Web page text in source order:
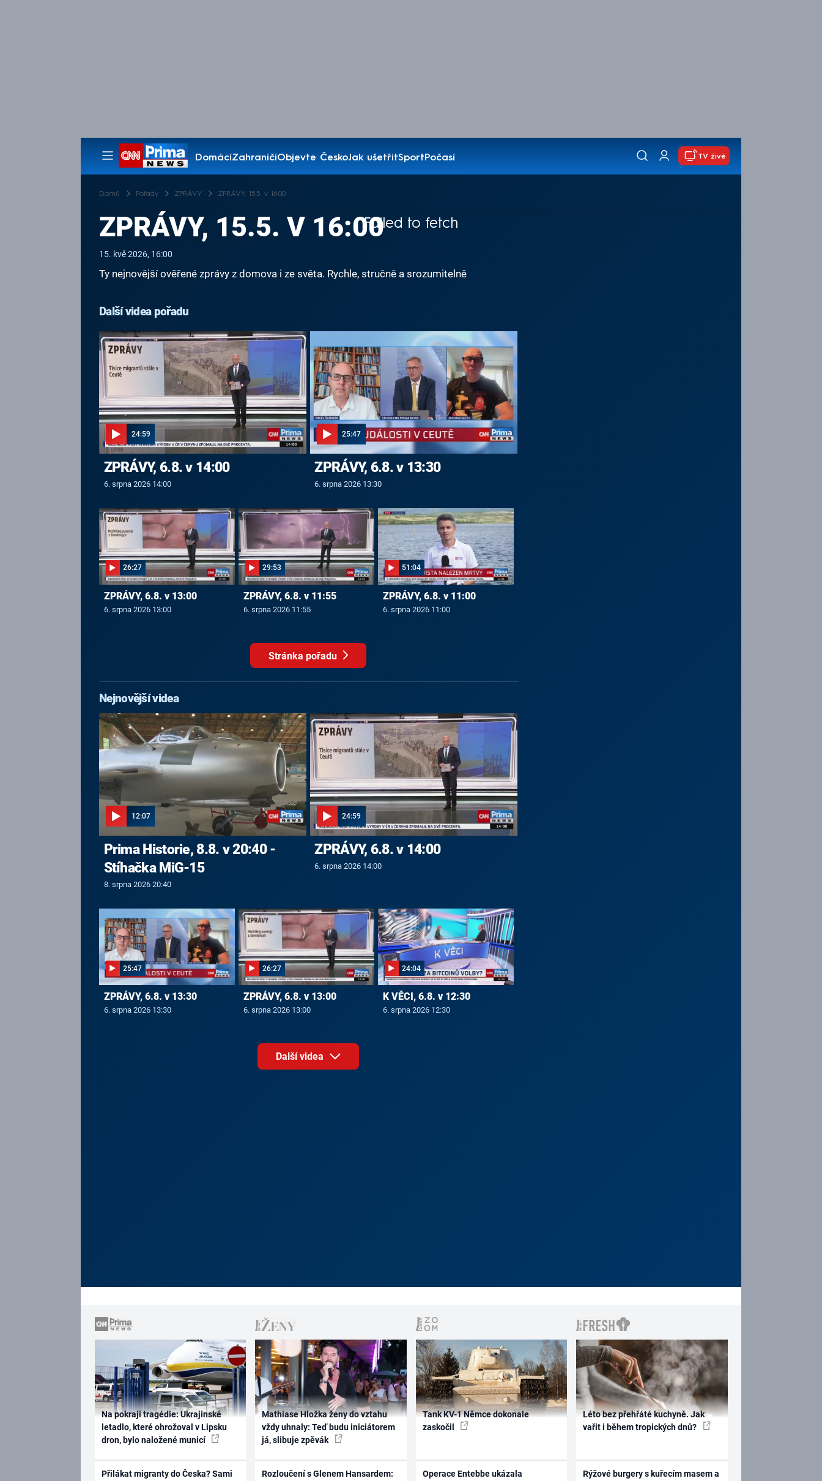
DomácíZahraničíObjevte ČeskoJak ušetřitSportPočasí
Pořady
TV živě
Domů Pořady ZPRÁVY ZPRÁVY, 15.5. v 16:00
Failed to fetch
ZPRÁVY, 15.5. V 16:00
15. kvě 2026, 16:00
Ty nejnovější ověřené zprávy z domova i ze světa. Rychle, stručně a srozumitelně
Další videa pořadu
24:59
ZPRÁVY, 6.8. v 14:00
6. srpna 2026 14:00
25:47
ZPRÁVY, 6.8. v 13:30
6. srpna 2026 13:30
26:27
ZPRÁVY, 6.8. v 13:00
6. srpna 2026 13:00
29:53
ZPRÁVY, 6.8. v 11:55
6. srpna 2026 11:55
51:04
ZPRÁVY, 6.8. v 11:00
6. srpna 2026 11:00
Stránka pořadu
Nejnovější videa
12:07
Prima Historie, 8.8. v 20:40 -
Stíhačka MiG-15
8. srpna 2026 20:40
24:59
ZPRÁVY, 6.8. v 14:00
6. srpna 2026 14:00
25:47
ZPRÁVY, 6.8. v 13:30
6. srpna 2026 13:30
26:27
ZPRÁVY, 6.8. v 13:00
6. srpna 2026 13:00
24:04
K VĚCI, 6.8. v 12:30
6. srpna 2026 12:30
Další videa
Na pokraji tragédie: Ukrajinské
letadlo, které ohrožoval v Lipsku
dron, bylo naložené municí
Přilákat migranty do Česka? Sami
Mathiase Hložka ženy do vztahu
vždy uhnaly: Teď budu iniciátorem
já, slibuje zpěvák
Rozloučení s Glenem Hansardem:
Tank KV-1 Němce dokonale
zaskočil
Operace Entebbe ukázala
Léto bez přehřáté kuchyně. Jak
vařit i během tropických dnů?
Rýžové burgery s kuřecím masem a